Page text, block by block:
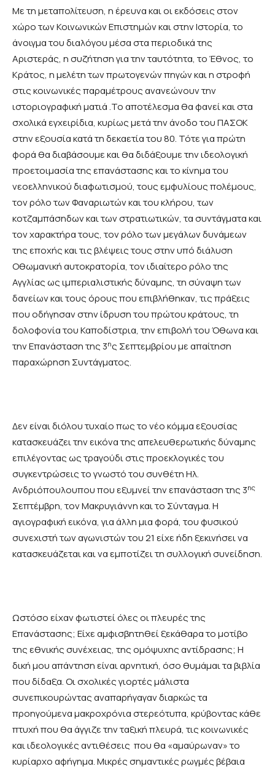
Με τη μεταπολίτευση, η έρευνα και οι εκδόσεις στον
χώρο των Κοινωνικών Επιστημών και στην Ιστορία, το
άνοιγμα του διαλόγου μέσα στα περιοδικά της
Αριστεράς, η συζήτηση για την ταυτότητα, το Έθνος, το
Κράτος, η μελέτη των πρωτογενών πηγών και η στροφή
στις κοινωνικές παραμέτρους ανανεώνουν την
ιστοριογραφική ματιά .Το αποτέλεσμα θα φανεί και στα
σχολικά εγχειρίδια, κυρίως μετά την άνοδο του ΠΑΣΟΚ
στην εξουσία κατά τη δεκαετία του 80. Τότε για πρώτη
φορά θα διαβάσουμε και θα διδάξουμε την ιδεολογική
προετοιμασία της επανάστασης και το κίνημα του
νεοελληνικού διαφωτισμού, τους εμφυλίους πολέμους,
τον ρόλο των Φαναριωτών και του κλήρου, των
κοτζαμπάσηδων και των στρατιωτικών, τα συντάγματα και
τον χαρακτήρα τους, τον ρόλο των μεγάλων δυνάμεων
της εποχής και τις βλέψεις τους στην υπό διάλυση
Οθωμανική αυτοκρατορία, τον ιδιαίτερο ρόλο της
Αγγλίας ως ιμπεριαλιστικής δύναμης, τη σύναψη των
δανείων και τους όρους που επιβλήθηκαν, τις πράξεις
που οδήγησαν στην ίδρυση του πρώτου κράτους, τη
δολοφονία του Καποδίστρια, την επιβολή του Όθωνα και
την Επανάσταση της 3ης Σεπτεμβρίου με απαίτηση
παραχώρηση Συντάγματος.
Δεν είναι διόλου τυχαίο πως το νέο κόμμα εξουσίας
κατασκευάζει την εικόνα της απελευθερωτικής δύναμης
επιλέγοντας ως τραγούδι στις προεκλογικές του
συγκεντρώσεις το γνωστό του συνθέτη Ηλ.
Ανδριόπουλουπου που εξυμνεί την επανάσταση της 3ης
Σεπτέμβρη, τον Μακρυγιάννη και το Σύνταγμα. Η
αγιογραφική εικόνα, για άλλη μια φορά, του φυσικού
συνεχιστή των αγωνιστών του 21 είχε ήδη ξεκινήσει να
κατασκευάζεται και να εμποτίζει τη συλλογική συνείδηση.
Ωστόσο είχαν φωτιστεί όλες οι πλευρές της
Επανάστασης; Είχε αμφισβητηθεί ξεκάθαρα το μοτίβο
της εθνικής συνέχειας, της ομόψυχης αντίδρασης; Η
δική μου απάντηση είναι αρνητική, όσο θυμάμαι τα βιβλία
που δίδαξα. Οι σχολικές γιορτές μάλιστα
συνεπικουρώντας αναπαρήγαγαν διαρκώς τα
προηγούμενα μακροχρόνια στερεότυπα, κρύβοντας κάθε
πτυχή που θα άγγιζε την ταξική πλευρά, τις κοινωνικές
και ιδεολογικές αντιθέσεις που θα «αμαύρωναν» το
κυρίαρχο αφήγημα. Μικρές σημαντικές ρωγμές βέβαια